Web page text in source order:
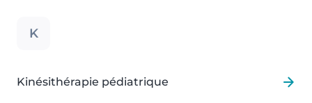
K
Kinésithérapie pédiatrique